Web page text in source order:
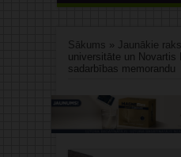
Sākums » Jaunākie
universitāte un
sadarbības memorandu